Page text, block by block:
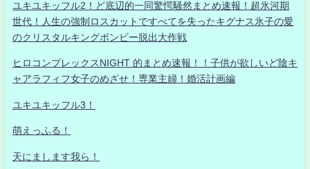
ユキユキッフル2！ど底辺的一同驚愕騒然まとめ速報！超氷河期
世代！人生の強制ロスカットですべてを失ったキグナス氷子の愛
のクリスタルキングボンビー脱出大作戦
ヒロコンプレックスNIGHT 的まとめ速報！！子供が欲しいど陰キ
ャアラフィフ女子のめざせ！専業主婦！婚活計画編
ユキユキッフル3！
萌えっふる！
天にまします我ら！